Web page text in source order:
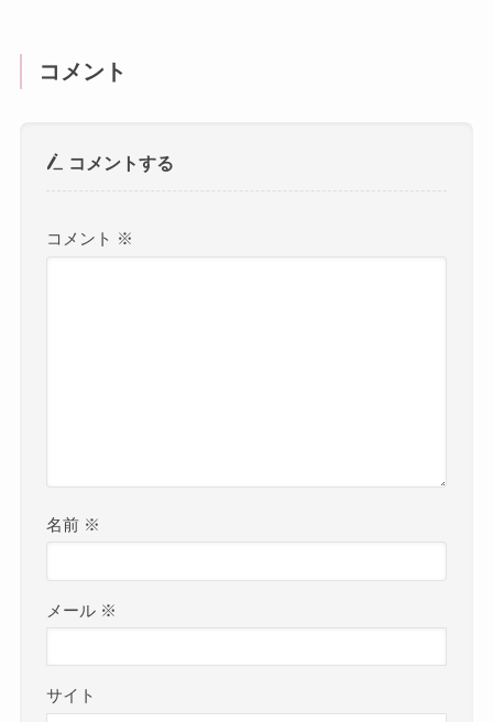
コメント
コメントする
コメント ※
名前 ※
メール ※
サイト